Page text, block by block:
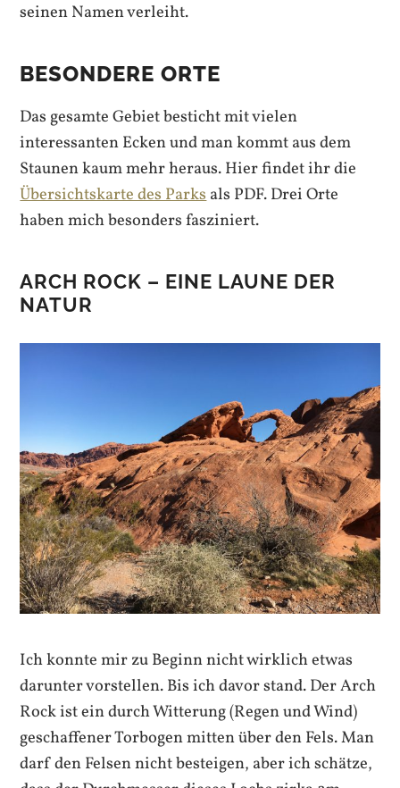
seinen Namen verleiht.
BESONDERE ORTE
Das gesamte Gebiet besticht mit vielen
interessanten Ecken und man kommt aus dem
Staunen kaum mehr heraus. Hier findet ihr die
Übersichtskarte des Parksals PDF. Drei Orte
haben mich besonders fasziniert.
ARCH ROCK – EINE LAUNE DER
NATUR
Ich konnte mir zu Beginn nicht wirklich etwas
darunter vorstellen. Bis ich davor stand. Der Arch
Rock ist ein durch Witterung (Regen und Wind)
geschaffener Torbogen mitten über den Fels. Man
darf den Felsen nicht besteigen, aber ich schätze,